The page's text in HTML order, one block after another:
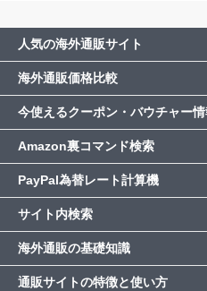
人気の海外通販サイト
海外通販価格比較
今使えるクーポン・バウチャー情
Amazon裏コマンド検索
PayPal為替レート計算機
サイト内検索
海外通販の基礎知識
通販サイトの特徴と使い方